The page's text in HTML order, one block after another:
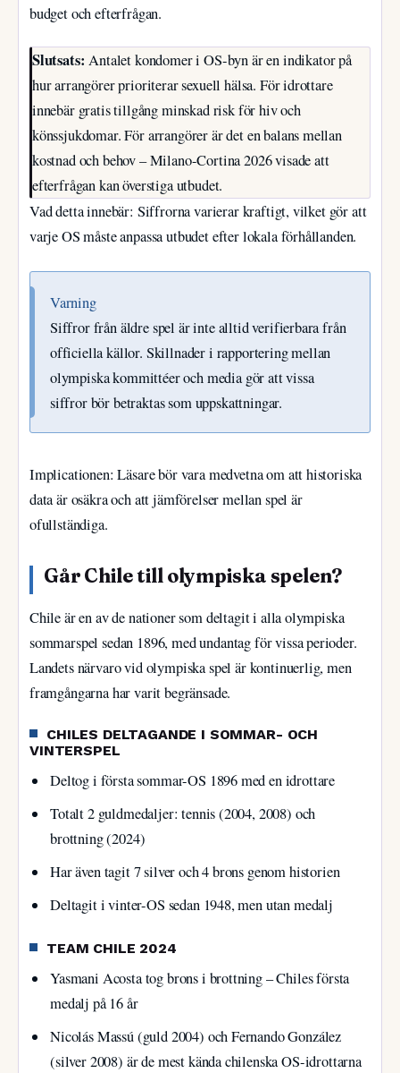
budget och efterfrågan.
Slutsats: Antalet kondomer i OS-byn är en indikator på
hur arrangörer prioriterar sexuell hälsa. För idrottare
innebär gratis tillgång minskad risk för hiv och
könssjukdomar. För arrangörer är det en balans mellan
kostnad och behov – Milano-Cortina 2026 visade att
efterfrågan kan överstiga utbudet.
Vad detta innebär: Siffrorna varierar kraftigt, vilket gör att
varje OS måste anpassa utbudet efter lokala förhållanden.
Varning
Siffror från äldre spel är inte alltid verifierbara från
officiella källor. Skillnader i rapportering mellan
olympiska kommittéer och media gör att vissa
siffror bör betraktas som uppskattningar.
Implicationen: Läsare bör vara medvetna om att historiska
data är osäkra och att jämförelser mellan spel är
ofullständiga.
Går Chile till olympiska spelen?
Chile är en av de nationer som deltagit i alla olympiska
sommarspel sedan 1896, med undantag för vissa perioder.
Landets närvaro vid olympiska spel är kontinuerlig, men
framgångarna har varit begränsade.
CHILES DELTAGANDE I SOMMAR- OCH
VINTERSPEL
Deltog i första sommar-OS 1896 med en idrottare
Totalt 2 guldmedaljer: tennis (2004, 2008) och
brottning (2024)
Har även tagit 7 silver och 4 brons genom historien
Deltagit i vinter-OS sedan 1948, men utan medalj
TEAM CHILE 2024
Yasmani Acosta tog brons i brottning – Chiles första
medalj på 16 år
Nicolás Massú (guld 2004) och Fernando González
(silver 2008) är de mest kända chilenska OS-idrottarna